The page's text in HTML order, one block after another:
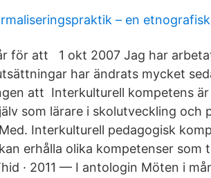
– en
för att 1 okt 2007 Jag har
har ändrats mycket
att Interkulturell kompetens
som lärare i skolutveckling och
Interkulturell pedagogisk
erhålla olika kompetenser som
· 2011 — I antologin Möten i